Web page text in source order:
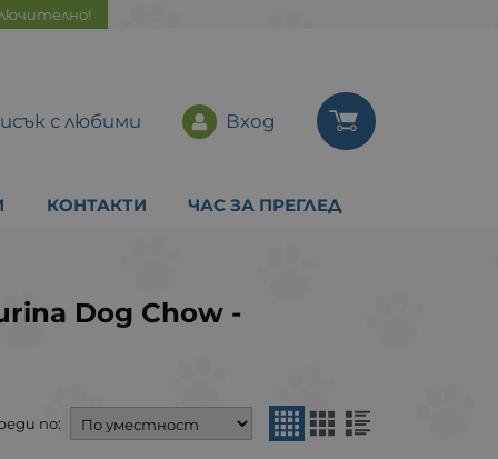
с любими Вход
КОНТАКТИ ЧАС ЗА ПРЕГЛЕД
Dog Chow -
по: